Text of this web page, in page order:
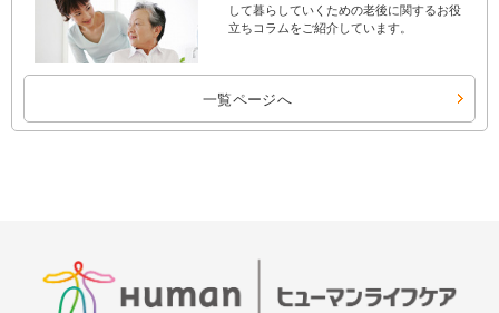
して暮らしていくための老後に関するお役
立ちコラムをご紹介しています。
一覧ページへ